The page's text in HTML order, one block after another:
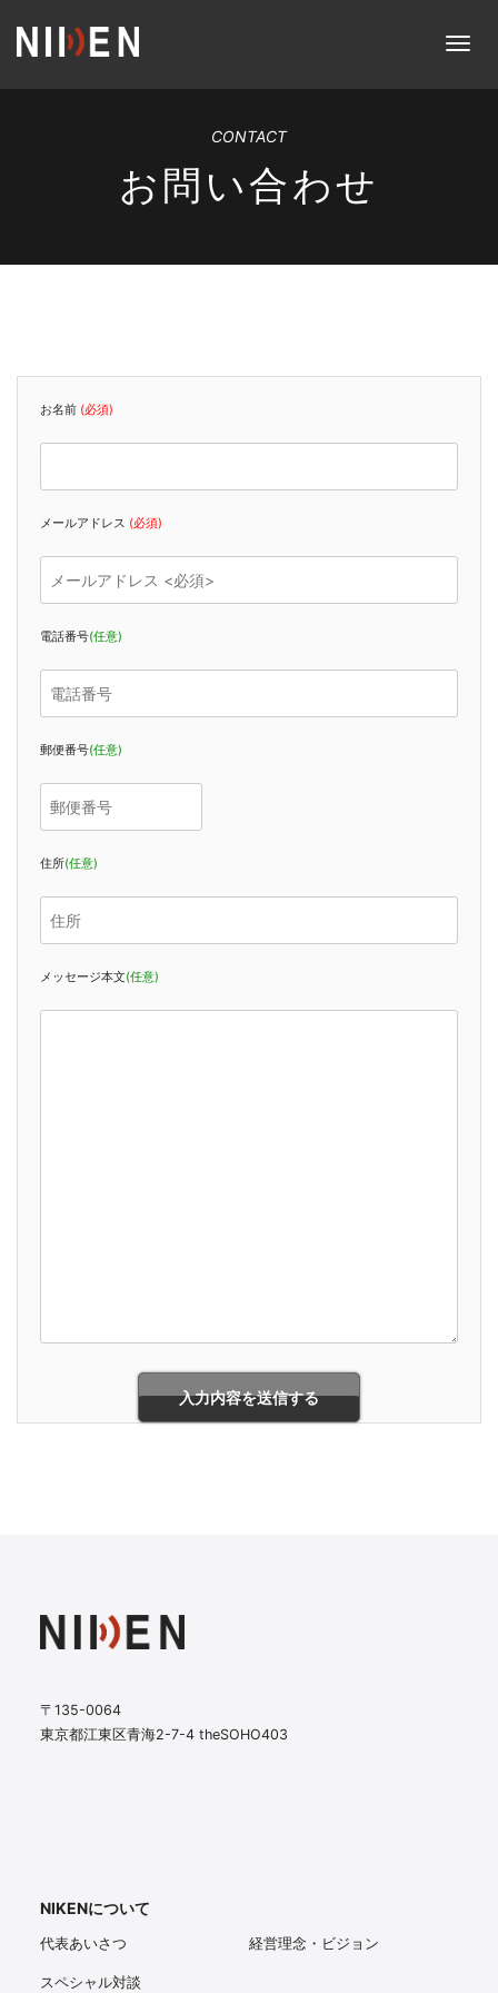
メ
CONTACT
お問い合わせ
お名前 (必須)
メールアドレス (必須)
電話番号(任意)
郵便番号(任意)
住所(任意)
メッセージ本文(任意)
〒135-0064
東京都江東区青海2-7-4 theSOHO403
NIKENについて
代表あいさつ 経営理念・ビジョン
スペシャル対談